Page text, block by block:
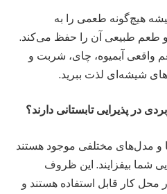
هیچ‌گونه طعمی را به
طعم طبیعی آن را حفظ می‌کند.
واقعی آبمیوه، چای، شربت و
شیشه‌ای لذت ببرید.
مدل‌های مختلفی موجود هستند
شما بیفزایند. این ظروف
کار قابل استفاده هستند و